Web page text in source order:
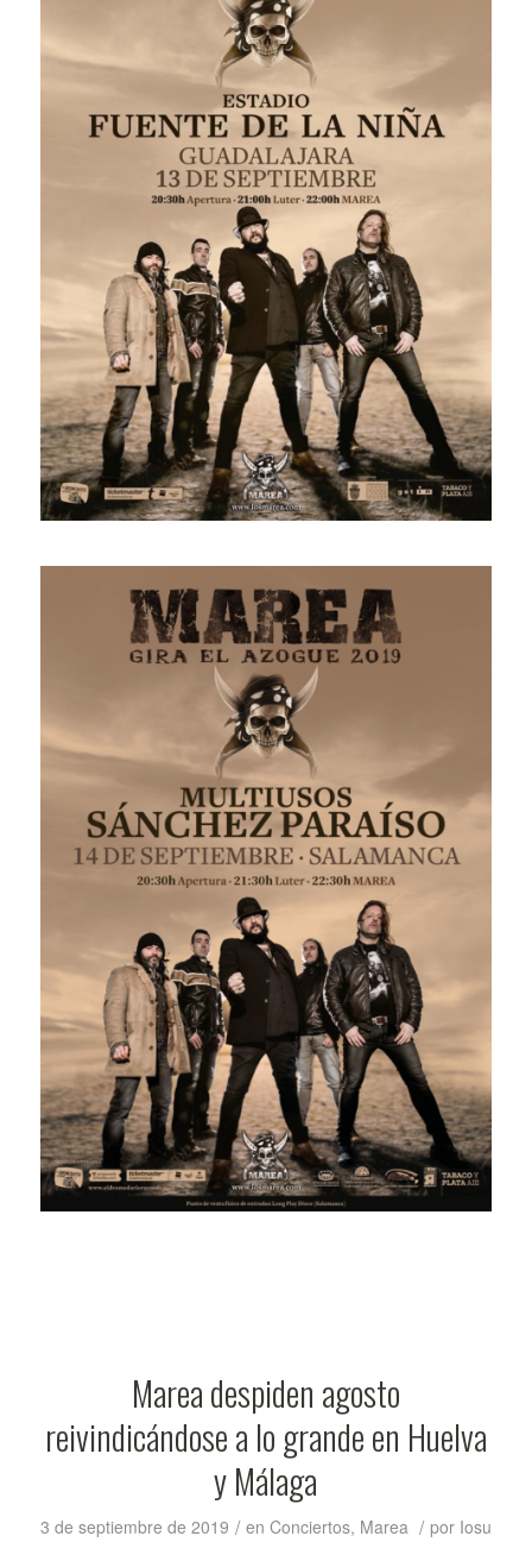
Marea despiden agosto
reivindicándose a lo grande en Huelva
y Málaga
3 de septiembre de 2019 / en Conciertos, Marea / por Iosu